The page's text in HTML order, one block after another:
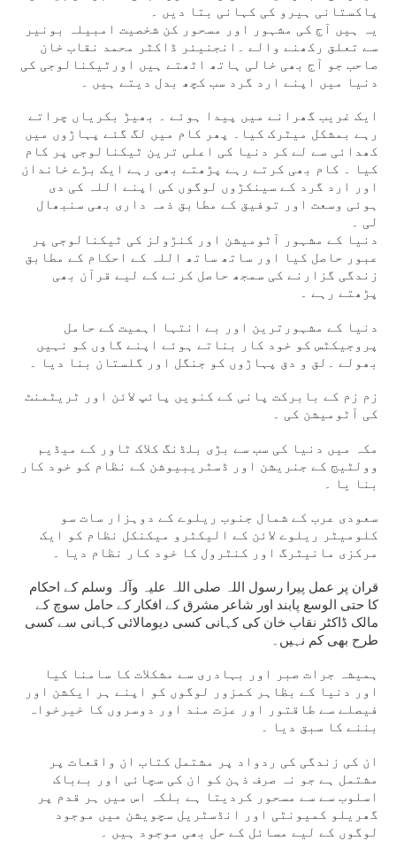
پاکستانی ہیرو کی کہانی بتا دیں ۔
یہ ہیں آج کی مشہور اور مسحور کن شخصیت امبیلہ بونیر
سے تعلق رکھنے والے ۔انجنیئر ڈاکٹر محمد نقاب خان
صاحب جو آج بھی خالی ہاتھ اٹھتے ہیں اورٹیکنالوجی کی
دنیا میں اپنے ارد گرد سب کچھ بدل دیتے ہیں ۔
ایک غریب گھرانے میں پیدا ہوئے ۔ بھیڑ بکریاں چراتے
رہے بمشکل میٹرک کیا۔ پھر کام میں لگ گئے پہاڑوں میں
کھدائی سے لے کر دنیا کی اعلی ترین ٹیکنالوجی پر کام
کیا ۔ کام بھی کرتے رہے پڑھتے بھی رہے ایک بڑے خاندان
اور ارد گرد کے سینکڑوں لوگوں کی اپنے اللہ کی دی
ہوئی وسعت اور توفیق کے مطابق ذمہ داری بھی سنبھال
لی ۔
دنیا کے مشہور آٹومیشن اور کنڑولز کی ٹیکنالوجی پر
عبور حاصل کیا اور ساتھ ساتھ اللہ کے احکام کے مطابق
زندگی گزارنے کی سمجھ حاصل کرنے کے لیے قرآن بھی
پڑھتے رہے ۔
دنیا کے مشہورترین اور بے انتہا اہمیت کے حامل
پروجیکٹس کو خود کار بناتے ہوئے اپنے گاوں کو نہیں
بھولے ۔لق و دق پہاڑوں کو جنگل اور گلستان بنا دیا ۔
زم زم کے بابرکت پانی کے کنویں پائپ لائن اور ٹریٹمنٹ
کی آٹومیشن کی ۔
مکہ میں دنیا کی سب سے بڑی بلڈنگ کلاک ٹاور کے میڈیم
وولٹیج کے جنریشن اور ڈسٹریبیوشن کے نظام کو خود کار
بنا یا ۔
سعودی عرب کے شمال جنوب ریلوے کے دوہزار سات سو
کلومیٹر ریلوے لائن کے الیکٹرو میکنکل نظام کو ایک
مرکزی مانیٹرگ اور کنٹرول کا خود کار نظام دیا ۔
قران پر عمل پیرا رسول اللہ صلی اللہ علیہ وآلہ وسلم کے احکام
کا حتی الوسع پابند اور شاعر مشرق کے افکار کے حامل سوچ کے
مالک ڈاکٹر نقاب خان کی کہانی کسی دیومالائی کہانی سے کسی
طرح بھی کم نہیں۔
ہمیشہ جرات صبر اور بہادری سے مشکلات کا سامنا کیا
اور دنیا کے بظاہر کمزور لوگوں کو اپنے ہر ایکشن اور
فیصلے سے طاقتور اور عزت مند اور دوسروں کا خیرخواہ
بننے کا سبق دیا ۔
ان کی زندگی کی ردواد پر مشتمل کتاب ان واقعات پر
مشتمل ہے جو نہ صرف ذہن کو ان کی سچائی اور بےباک
اسلوب سے سے مسحور کردیتا ہے بلکہ اس میں ہر قدم پر
گھریلو کمیونٹی اور انڈسٹریل سچویشن میں موجود
لوگوں کے لیے مسائل کے حل بھی موجود ہیں ۔